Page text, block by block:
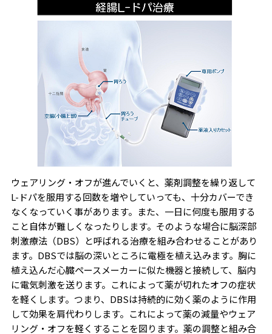
ウェアリング・オフが進んでいくと、薬剤調整を繰り返して
L-ドパを服用する回数を増やしていっても、十分カバーでき
なくなっていく事があります。また、一日に何度も服用する
こと自体が難しくなったりします。そのような場合に脳深部
刺激療法（DBS）と呼ばれる治療を組み合わせることがあり
ます。DBSでは脳の深いところに電極を植え込みます。胸に
植え込んだ心臓ペースメーカーに似た機器と接続して、脳内
に電気刺激を送ります。これによって薬が切れたオフの症状
を軽くします。つまり、DBSは持続的に効く薬のように作用
して効果を肩代わりします。これによって薬の減量やウェア
リング・オフを軽くすることを図ります。薬の調整と組み合